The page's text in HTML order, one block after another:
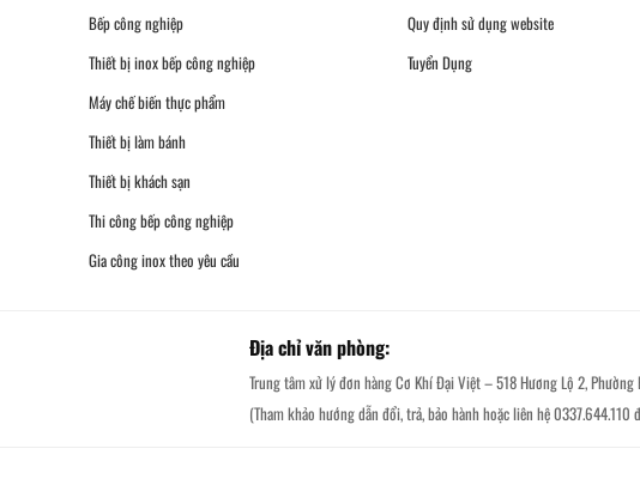
Bếp công nghiệp
Thiết bị inox bếp công nghiệp
Máy chế biến thực phẩm
Thiết bị làm bánh
Thiết bị khách sạn
Thi công bếp công nghiệp
Gia công inox theo yêu cầu
Quy định sử dụng website
Tuyển Dụng
Địa chỉ văn phòng:
Trung tâm xử lý đơn hàng Cơ Khí Đại Việt – 518 Hương Lộ 2, Phường
(Tham khảo hướng dẫn đổi, trả, bảo hành hoặc liên hệ 0337.644.110